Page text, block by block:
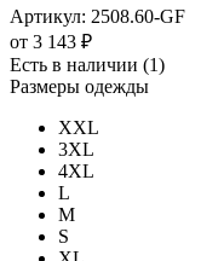
Артикул: 2508.60-GF
от 3 143 ₽
Есть в наличии (1)
Размеры одежды
XXL
3XL
4XL
L
M
S